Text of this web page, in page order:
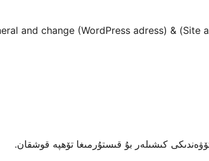
and change (WordPress adress) &